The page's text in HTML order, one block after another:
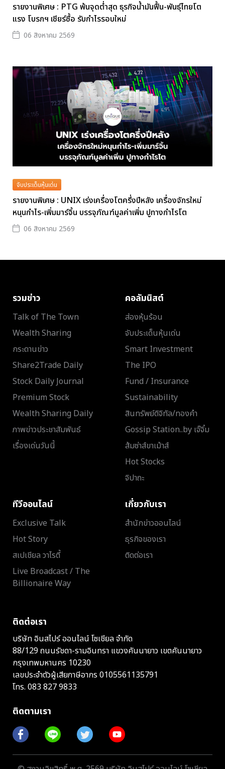
รายงานพิเศษ : PTG พ้นจุดต่ำสุด ธุรกิจน้ำมันฟื้น-พันธุ์ไทยโต
แรง โบรกฯ เชียร์ซื้อ รับกำไรรอบใหม่
06 สิงหาคม 2569
จับประเด็นหุ้นเด่น
รายงานพิเศษ : UNIX เร่งเครื่องโตครึ่งปีหลัง เครื่องจักรใหม่
หนุนกำไร-เพิ่มมาร์จิ้น บรรจุภัณฑ์มูลค่าเพิ่ม ปูทางกำไรโต
06 สิงหาคม 2569
รวมข่าว
Talk of The Town
Wealth Sharing
กระดานข่าว
Share2Trade Daily
Stock Daily Journal
Premium Stock
Wealth Sharing Daily
ภาพข่าวประชาสัมพันธ์
เรื่องเด่นวันนี้
คอลัมนิสต์
ส่องหุ้นร้อน
จับประเด็นหุ้นเด่น
Smart Investment
The IPO
Fund / Insurance
Sustainability
สินทรัพย์ดิจิทัล/ทองคำ
Gossip Station..by เจ๊จิ๋ม
ส้มซ่าส์ขาเม้าส์
Hot Stocks
จิปาถะ
ทีวีออนไลน์
Exclusive Talk
Hot Story
สเปเชียล วาไรตี้
Live Broadcast / The
Billionaire Way
เกี่ยวกับเรา
สำนักข่าวออนไลน์
ธุรกิจของเรา
ติดต่อเรา
ติดต่อเรา
บริษัท อินสไปร์ ออนไลน์ โซเชียล จำกัด
88/129 ถนนรัชดา-รามอินทรา แขวงคันนายาว เขตคันนายาว
กรุงเทพมหานคร 10230
เลขประจำตัวผู้เสียภาษีอากร 0105561135791
โทร. 083 827 9833
ติดตามเรา